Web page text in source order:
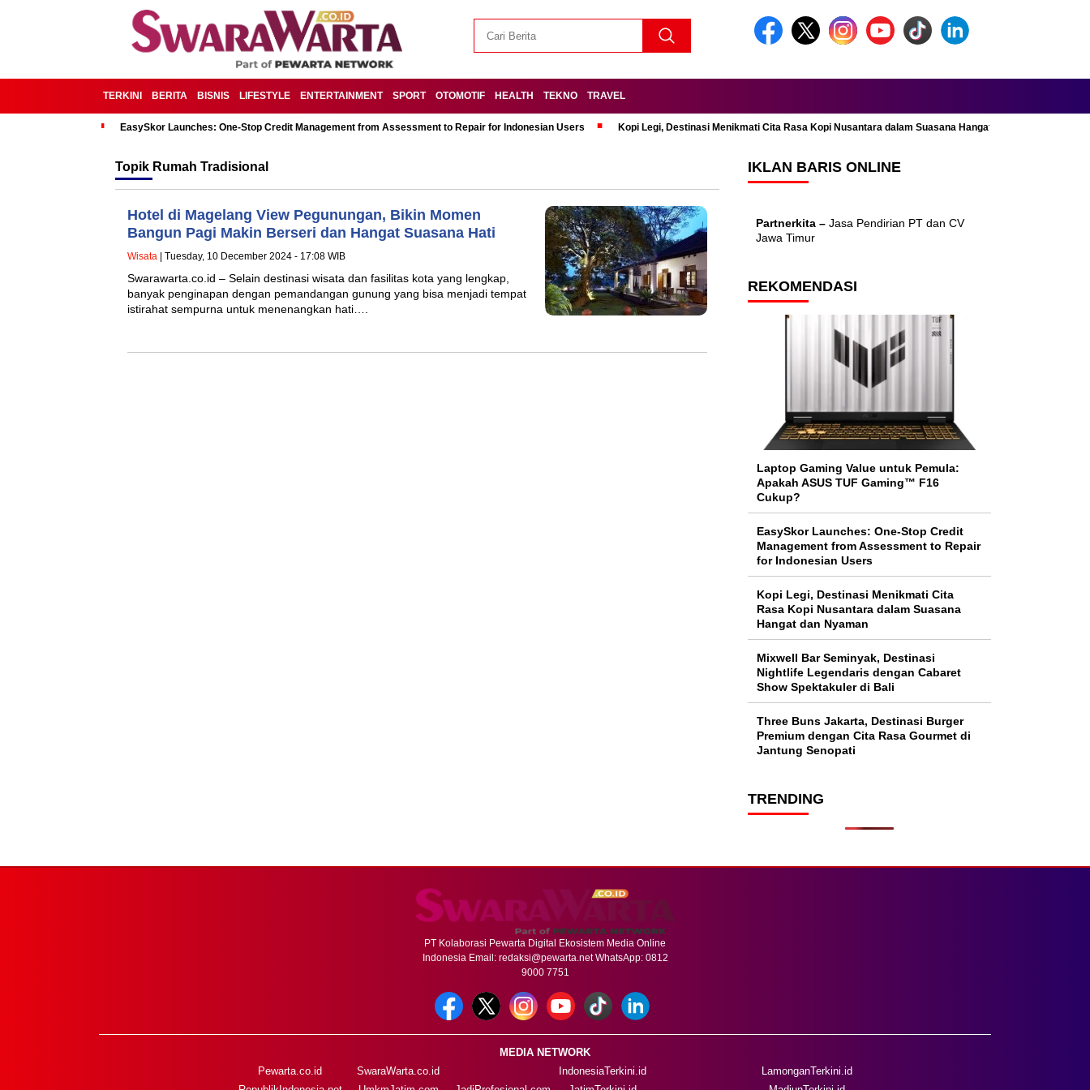
TERKINI BERITA BISNIS LIFESTYLE ENTERTAINMENT SPORT OTOMOTIF HEALTH TEKNO TRAVEL
EasySkor Launches: One-Stop Credit Management from Assessment to Repair for Indonesian Users Kopi Legi, Destinasi Menikmati Cita Rasa Kopi Nusantara dalam Suasana Hangat dan Nyaman
Topik Rumah Tradisional
Hotel di Magelang View Pegunungan, Bikin Momen
Bangun Pagi Makin Berseri dan Hangat Suasana Hati
Wisata | Tuesday, 10 December 2024 - 17:08 WIB
Swarawarta.co.id – Selain destinasi wisata dan fasilitas kota yang lengkap,
banyak penginapan dengan pemandangan gunung yang bisa menjadi tempat
istirahat sempurna untuk menenangkan hati….
IKLAN BARIS ONLINE
Partnerkita – Jasa Pendirian PT dan CV
Jawa Timur
REKOMENDASI
Laptop Gaming Value untuk Pemula:
Apakah ASUS TUF Gaming™ F16
Cukup?
EasySkor Launches: One-Stop Credit
Management from Assessment to Repair
for Indonesian Users
Kopi Legi, Destinasi Menikmati Cita
Rasa Kopi Nusantara dalam Suasana
Hangat dan Nyaman
Mixwell Bar Seminyak, Destinasi
Nightlife Legendaris dengan Cabaret
Show Spektakuler di Bali
Three Buns Jakarta, Destinasi Burger
Premium dengan Cita Rasa Gourmet di
Jantung Senopati
TRENDING
PT Kolaborasi Pewarta Digital Ekosistem Media Online
Indonesia Email: redaksi@pewarta.netWhatsApp: 0812
9000 7751
MEDIA NETWORK
Pewarta.co.id
SwaraWarta.co.id
IndonesiaTerkini.id
LamonganTerkini.id